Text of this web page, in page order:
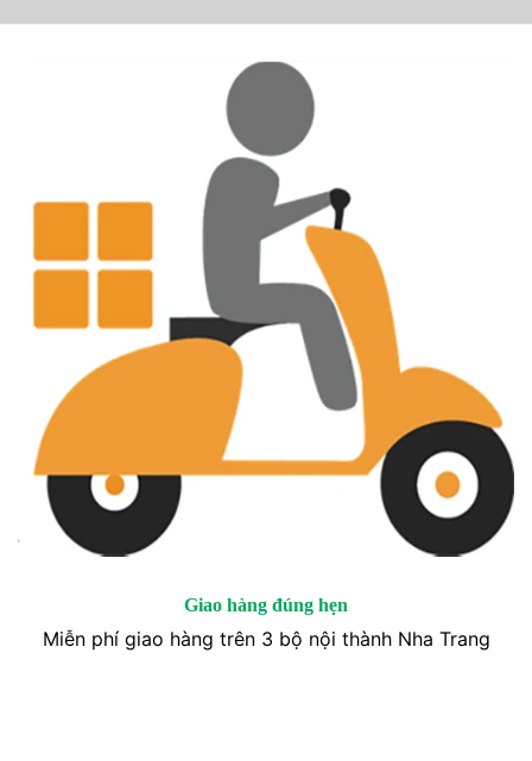
Giao hàng đúng hẹn
Miễn phí giao hàng trên 3 bộ nội thành Nha Trang